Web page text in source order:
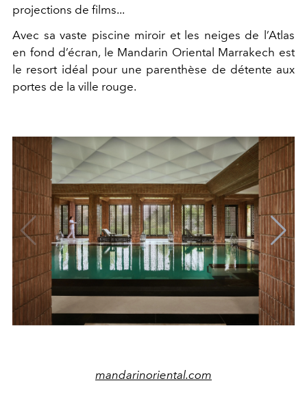
projections de films...
Avec sa vaste piscine miroir et les neiges de l’Atlas
en fond d’écran, le Mandarin Oriental Marrakech est
le resort idéal pour une parenthèse de détente aux
portes de la ville rouge.
mandarinoriental.com